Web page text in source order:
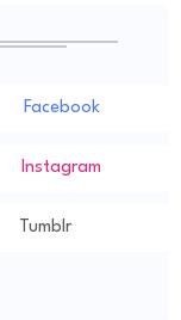
Facebook
Instagram
Tumblr